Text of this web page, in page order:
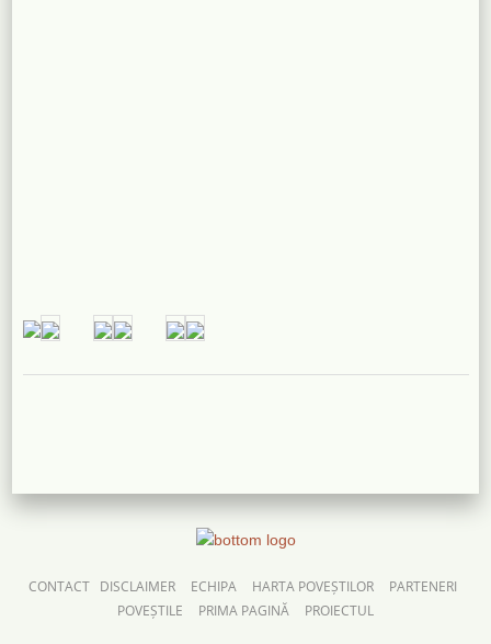
CONTACT DISCLAIMER ECHIPA HARTA POVEȘTILOR
PARTENERI
POVEȘTILE
PRIMA PAGINĂ PROIECTUL